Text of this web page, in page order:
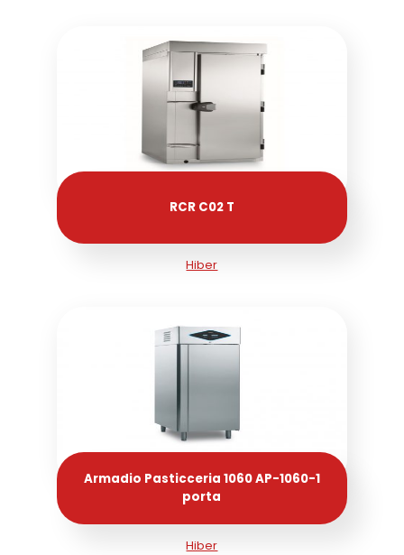
RCR C02 T
Hiber
Armadio Pasticceria 1060 AP-1060-1
porta
Hiber